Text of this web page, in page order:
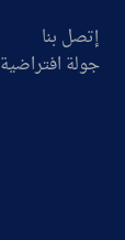
إتصل بنا
جولة افتراضية